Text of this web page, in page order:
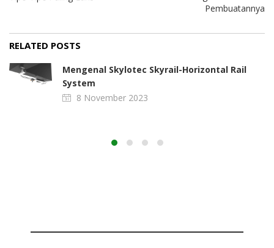
Pembuatannya
RELATED POSTS
Mengenal Skylotec Skyrail-Horizontal Rail
System
8 November 2023